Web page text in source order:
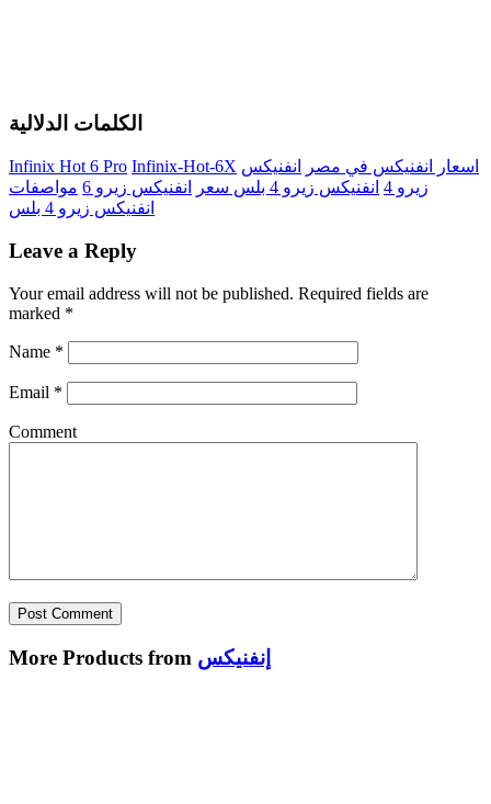
الكلمات الدلالية
Infinix Hot 6 Pro Infinix-Hot-6X اسعار انفنيكس في مصر
انفنيكس
زيرو 4
انفنيكس زيرو 4 بلس سعر انفنيكس زيرو 6
مواصفات
انفنيكس زيرو 4 بلس
Leave a Reply
Your email address will not be published. Required fields are
marked *
Name *
Email *
Comment
More Products from إنفنيكس